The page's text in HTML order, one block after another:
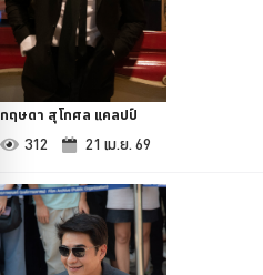
กฤษดา สุโกศล แคลปป์
312 21 เม.ย. 69